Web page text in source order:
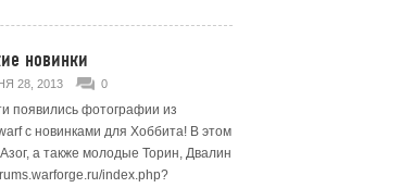
новинки
28, 2013 0
появились фотографии из
с новинками для Хоббита! В этом
а также молодые Торин, Двалин
index.php?